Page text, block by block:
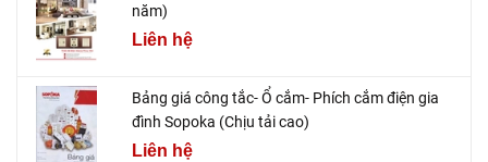
năm)
Liên hệ
Bảng giá công tắc- Ổ cắm- Phích cắm điện gia
đình Sopoka (Chịu tải cao)
Liên hệ